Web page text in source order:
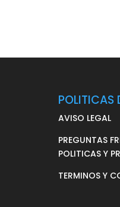
POLITICAS
AVISO LEGAL
PREGUNTAS
POLITICAS Y
TERMINOS Y